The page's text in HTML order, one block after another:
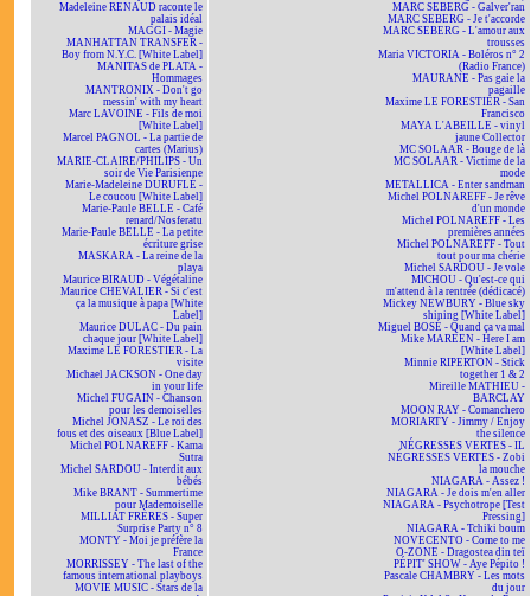
Madeleine RENAUD raconte le
palais idéal
MAGGI - Magie
MANHATTAN TRANSFER -
Boy from N.Y.C. [White Label]
MANITAS de PLATA -
Hommages
MANTRONIX - Don't go
messin' with my heart
Marc LAVOINE - Fils de moi
[White Label]
Marcel PAGNOL - La partie de
cartes (Marius)
MARIE-CLAIRE/PHILIPS - Un
soir de Vie Parisienne
Marie-Madeleine DURUFLÉ -
Le coucou [White Label]
Marie-Paule BELLE - Café
renard/Nosferatu
Marie-Paule BELLE - La petite
écriture grise
MASKARA - La reine de la
playa
Maurice BIRAUD - Végétaline
Maurice CHEVALIER - Si c'est
ça la musique à papa [White
Label]
Maurice DULAC - Du pain
chaque jour [White Label]
Maxime LE FORESTIER - La
visite
Michael JACKSON - One day
in your life
Michel FUGAIN - Chanson
pour les demoiselles
Michel JONASZ - Le roi des
fous et des oiseaux [Blue Label]
Michel POLNAREFF - Kama
Sutra
Michel SARDOU - Interdit aux
bébés
Mike BRANT - Summertime
pour Mademoiselle
MILLIAT FRÈRES - Super
Surprise Party n° 8
MONTY - Moi je préfère la
France
MORRISSEY - The last of the
famous international playboys
MOVIE MUSIC - Stars de la
MARC SEBERG - Galver'ran
MARC SEBERG - Je t'accorde
MARC SEBERG - L'amour aux
trousses
Maria VICTORIA - Boléros n° 2
(Radio France)
MAURANE - Pas gaie la
pagaille
Maxime LE FORESTIER - San
Francisco
MAYA L'ABEILLE - vinyl
jaune Collector
MC SOLAAR - Bouge de là
MC SOLAAR - Victime de la
mode
METALLICA - Enter sandman
Michel POLNAREFF - Je rêve
d'un monde
Michel POLNAREFF - Les
premières années
Michel POLNAREFF - Tout
tout pour ma chérie
Michel SARDOU - Je vole
MICHOU - Qu'est-ce qui
m'attend à la rentrée (dédicacé)
Mickey NEWBURY - Blue sky
shining [White Label]
Miguel BOSÉ - Quand ça va mal
Mike MAREEN - Here I am
[White Label]
Minnie RIPERTON - Stick
together 1 & 2
Mireille MATHIEU -
BARCLAY
MOON RAY - Comanchero
MORIARTY - Jimmy / Enjoy
the silence
NÉGRESSES VERTES - IL
NÉGRESSES VERTES - Zobi
la mouche
NIAGARA - Assez !
NIAGARA - Je dois m'en aller
NIAGARA - Psychotrope [Test
Pressing]
NIAGARA - Tchiki boum
NOVECENTO - Come to me
O-ZONE - Dragostea din teï
PÉPIT' SHOW - Aye Pépito !
Pascale CHAMBRY - Les mots
du jour